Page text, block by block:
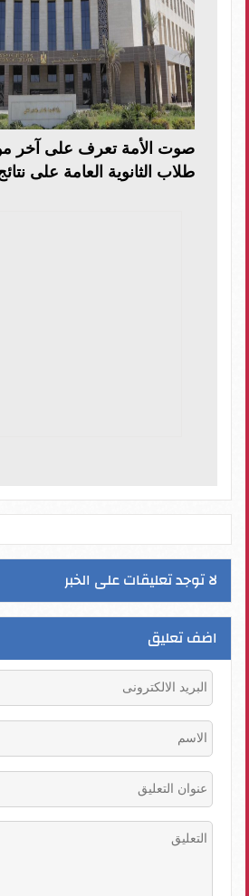
صوت الأمة تعرف على آخر
طلاب الثانوية العامة على
لا توجد تعليقات على الخبر
اضف تعليق